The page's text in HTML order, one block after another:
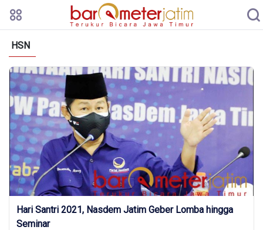
HSN
Hari Santri 2021, Nasdem Jatim Geber Lomba hingga
Seminar